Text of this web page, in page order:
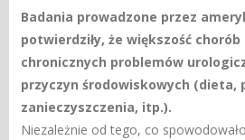
Badania prowadzone przez
potwierdziły, że większość
chronicznych problemów
przyczyn środowiskowych (dieta,
zanieczyszczenia, itp.).
Niezależnie od tego, co